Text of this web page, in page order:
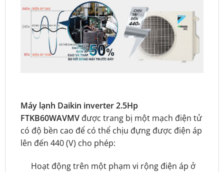
Máy lạnh Daikin inverter 2.5Hp
FTKB60WAVMVđược trang bị một mạch điện tử
có độ bền cao để có thể chịu đựng được điện áp
lên đến 440 (V) cho phép:
Hoạt động trên một phạm vi rộng điện áp ở